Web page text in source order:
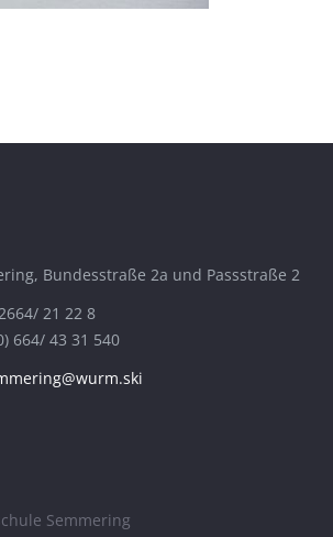
Bundesstraße 2a und Passstraße 2
21 22 8
664/ 43 31 540
Semmering